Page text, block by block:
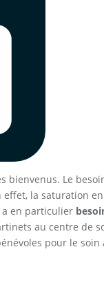
bienvenus. Le
effet, la saturation
a en particulier
au centre de
pour le soin